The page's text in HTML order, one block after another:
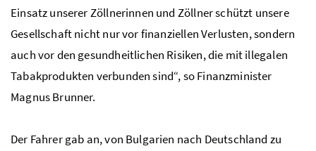
Einsatz unserer Zöllnerinnen und Zöllner schützt unsere
Gesellschaft nicht nur vor finanziellen Verlusten, sondern
auch vor den gesundheitlichen Risiken, die mit illegalen
Tabakprodukten verbunden sind“, so Finanzminister
Magnus Brunner.
Der Fahrer gab an, von Bulgarien nach Deutschland zu